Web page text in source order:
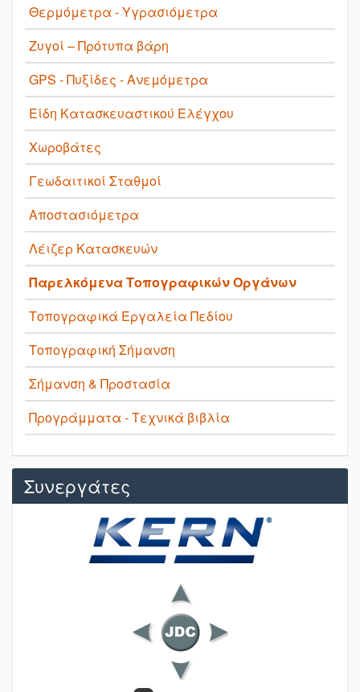
Θερμόμετρα - Υγρασιόμετρα
Ζυγοί – Πρότυπα βάρη
GPS - Πυξίδες - Ανεμόμετρα
Είδη Κατασκευαστικού Ελέγχου
Χωροβάτες
Γεωδαιτικοί Σταθμοί
Αποστασιόμετρα
Λέιζερ Κατασκευών
Παρελκόμενα Τοπογραφικών Οργάνων
Τοπογραφικά Εργαλεία Πεδίου
Τοπογραφική Σήμανση
Σήμανση & Προστασία
Προγράμματα - Τεχνικά βιβλία
Συνεργάτες